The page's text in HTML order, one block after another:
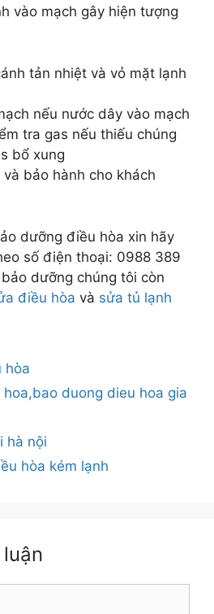
vào mạch gây hiện tượng
tản nhiệt và vỏ mặt lạnh
nếu nước dây vào mạch
tra gas nếu thiếu chúng
bổ xung
bảo hành cho khách
dưỡng điều hòa xin hãy
số điện thoại: 0988 389
dưỡng chúng tôi còn
điều hòa và sửa tủ lạnh
hòa
hoa,bao duong dieu hoa gia
hà nội
hòa kém lạnh